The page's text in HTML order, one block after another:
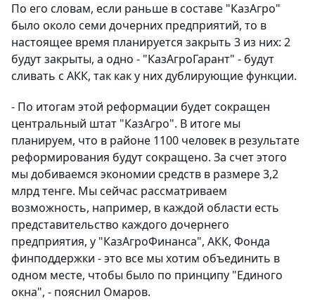
По его словам, если раньше в составе "КазАгро"
было около семи дочерних предприятий, то в
настоящее время планируется закрыть 3 из них: 2
будут закрыты, а одно - "КазАгроГарант" - будут
сливать с АКК, так как у них дублирующие функции.
- По итогам этой реформации будет сокращен
центральный штат "КазАгро". В итоге мы
планируем, что в районе 1100 человек в результате
реформирования будут сокращено. За счет этого
мы добиваемся экономии средств в размере 3,2
млрд тенге. Мы сейчас рассматриваем
возможность, например, в каждой области есть
представительство каждого дочернего
предприятия, у "КазАгроФинанса", АКК, Фонда
финподдержки - это все мы хотим объединить в
одном месте, чтобы было по принципу "Единого
окна", - пояснил Омаров.